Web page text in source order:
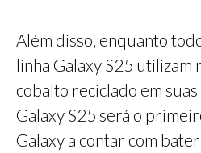
Além disso, enquanto
linha Galaxy S25 utilizam
cobalto reciclado em
Galaxy S25 será o
Galaxy a contar com